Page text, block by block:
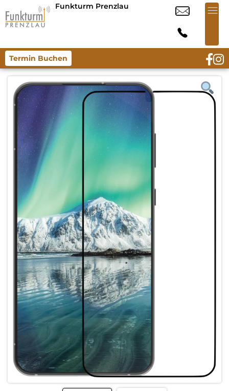
Funkturm Prenzlau
Termin Buchen